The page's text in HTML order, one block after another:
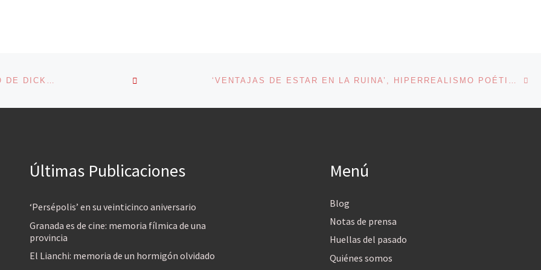
VOLVER A LA LISTA DE ENTRADAS
Últimas Publicaciones
‘Persépolis’ en su veinticinco aniversario
Granada es de cine: memoria fílmica de una
provincia
El Lianchi: memoria de un hormigón olvidado
Menú
Blog
Notas de prensa
Huellas del pasado
Quiénes somos